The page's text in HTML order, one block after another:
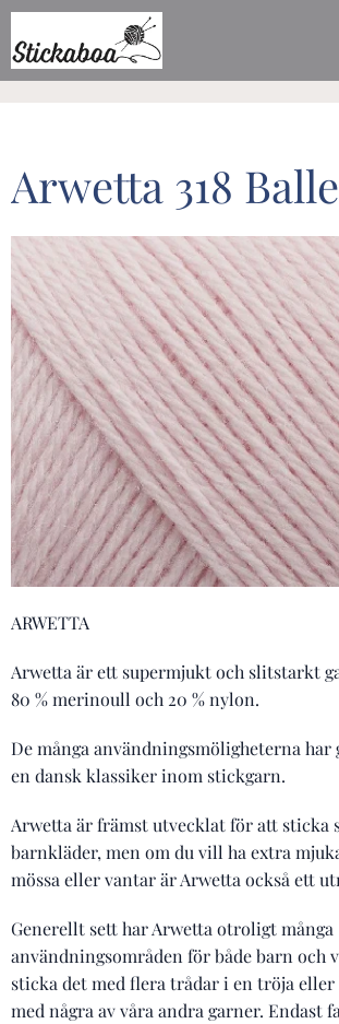
Arwetta 318
ARWETTA
Arwetta är ett supermjukt och slitstarkt
80 % merinoull och 20 % nylon.
De många användningsmöligheterna
en dansk klassiker inom stickgarn.
Arwetta är främst utvecklat för att sticka
barnkläder, men om du vill ha extra
mössa eller vantar är Arwetta också ett
Generellt sett har Arwetta otroligt många
användningsområden för både barn och
sticka det med flera trådar i en tröja
med några av våra andra garner. Endast